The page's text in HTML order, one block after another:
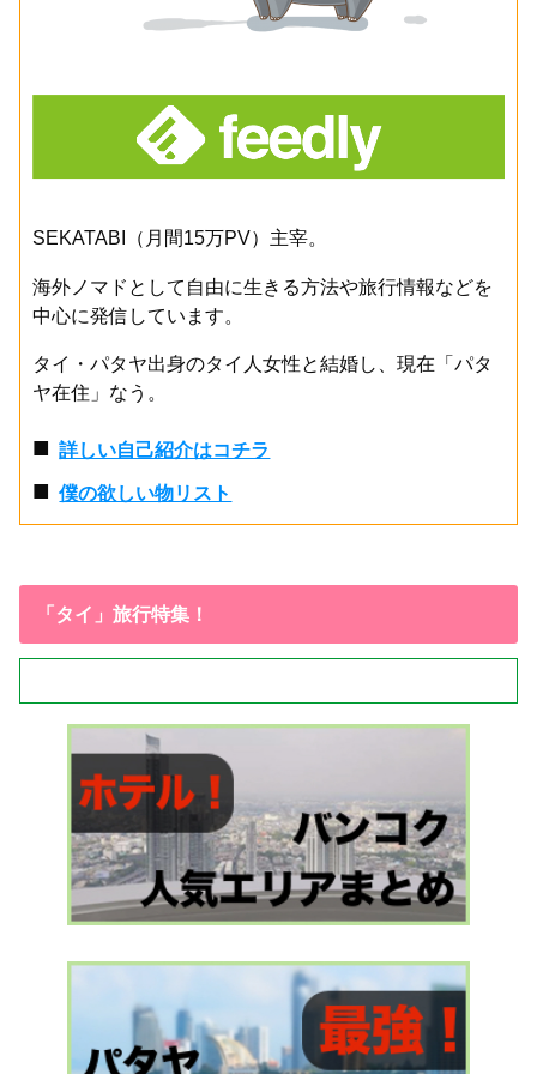
SEKATABI（月間15万PV）主宰。
海外ノマドとして自由に生きる方法や旅行情報などを
中心に発信しています。
タイ・パタヤ出身のタイ人女性と結婚し、現在「パタ
ヤ在住」なう。
■詳しい自己紹介はコチラ
■僕の欲しい物リスト
「タイ」旅行特集！